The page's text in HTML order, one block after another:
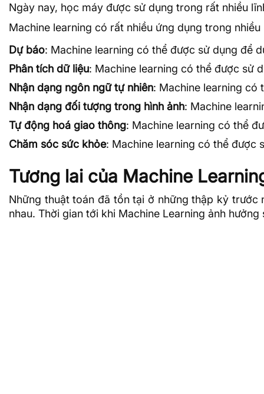
Ngày nay, học máy được sử dụng trong rất nhiều
Machine learning có rất nhiều ứng dụng trong
Dự báo: Machine learning có thể được sử dụng để
Phân tích dữ liệu: Machine learning có thể được sử
Nhận dạng ngôn ngữ tự nhiên: Machine learning có
Nhận dạng đối tượng trong hình ảnh: Machine
Tự động hoá giao thông: Machine learning có thể
Chăm sóc sức khỏe: Machine learning có thể được
Tương lai của Machine
Những thuật toán đã tồn tại ở những thập kỷ
nhau. Thời gian tới khi Machine Learning ảnh